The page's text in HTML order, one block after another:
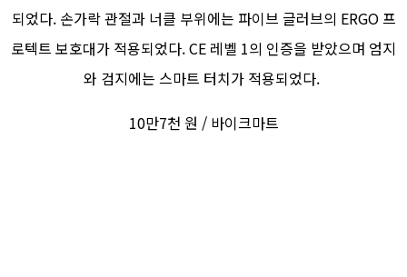
되었다. 손가락 관절과 너클 부위에는 파이브 글러브의 ERGO 프
로텍트 보호대가 적용되었다. CE 레벨 1의 인증을 받았으며 엄지
와 검지에는 스마트 터치가 적용되었다.
10만7천 원 / 바이크마트